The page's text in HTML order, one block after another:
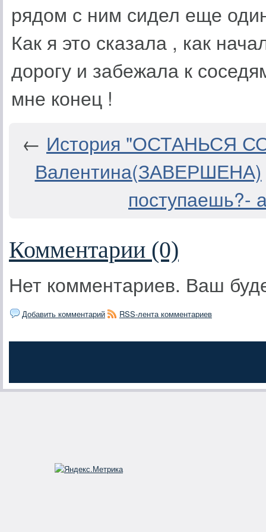
рядом с ним сидел еще
Как я это сказала , как
дорогу и забежала к
мне конец !
← История "ОСТАНЬСЯ
Валентина(ЗАВЕРШЕНА)
поступаешь?-
Комментарии (0)
Нет комментариев. Ваш
Добавить комментарий RSS-лента комментариев